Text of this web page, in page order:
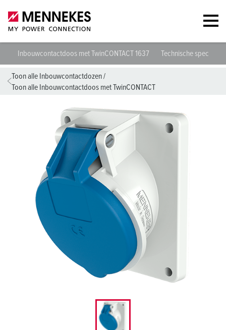
Inbouwcontactdoos met TwinCONTACT 1637 Technische
Toon alle Inbouwcontactdozen/
Toon alle Inbouwcontactdoos met TwinCONTACT